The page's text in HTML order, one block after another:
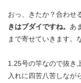
おっ、きたか？合わせ
きはブダイですね。 あ
まで寄せていきます。
1.25号の竿なので抜き
入れに四苦八苦しなが